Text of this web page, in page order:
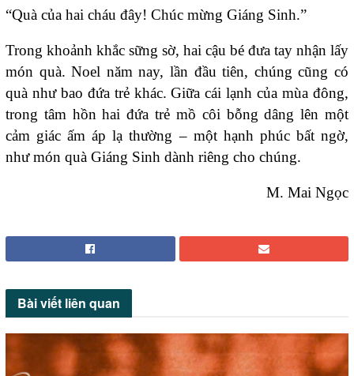
“Quà của hai cháu đây! Chúc mừng Giáng Sinh.”
Trong khoảnh khắc sững sờ, hai cậu bé đưa tay nhận lấy
món quà. Noel năm nay, lần đầu tiên, chúng cũng có
quà như bao đứa trẻ khác. Giữa cái lạnh của mùa đông,
trong tâm hồn hai đứa trẻ mồ côi bỗng dâng lên một
cảm giác ấm áp lạ thường – một hạnh phúc bất ngờ,
như món quà Giáng Sinh dành riêng cho chúng.
M. Mai Ngọc
Bài viết liên quan